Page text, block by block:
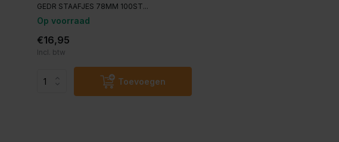
GEDR STAAFJES 78MM 100ST...
Op voorraad
€16,95
Incl. btw
Toevoegen